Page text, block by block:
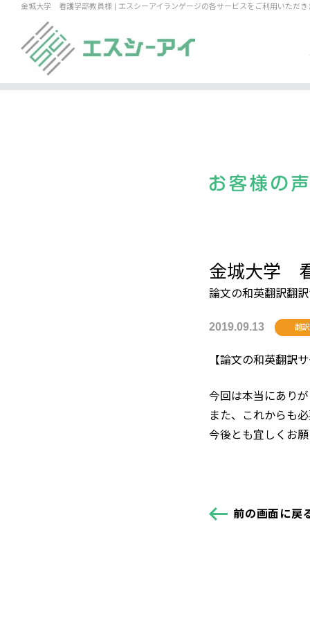
金城大学 看護学部教員様 | エスシーアイランゲージの各サービスをご利用いただ
金城大学
論文の和英翻訳翻
2019.09.13 翻訳
【論文の和英翻訳
今回は本当にあり
また、これからも
今後とも宜しくお
前の画面に戻